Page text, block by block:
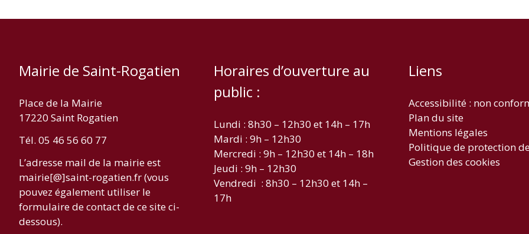
Mairie de Saint-Rogatien
Place de la Mairie
17220 Saint Rogatien
Tél. 05 46 56 60 77
L’adresse mail de la mairie est
mairie[@]saint-rogatien.fr (vous
pouvez également utiliser le
formulaire de contact de ce site ci-
dessous).
Horaires d’ouverture au
public :
Lundi : 8h30 – 12h30 et 14h – 17h
Mardi : 9h – 12h30
Mercredi : 9h – 12h30 et 14h – 18h
Jeudi : 9h – 12h30
Vendredi : 8h30 – 12h30 et 14h –
17h
Liens
Accessibilité : non
Plan du site
Mentions légales
Politique de protection
Gestion des cookies